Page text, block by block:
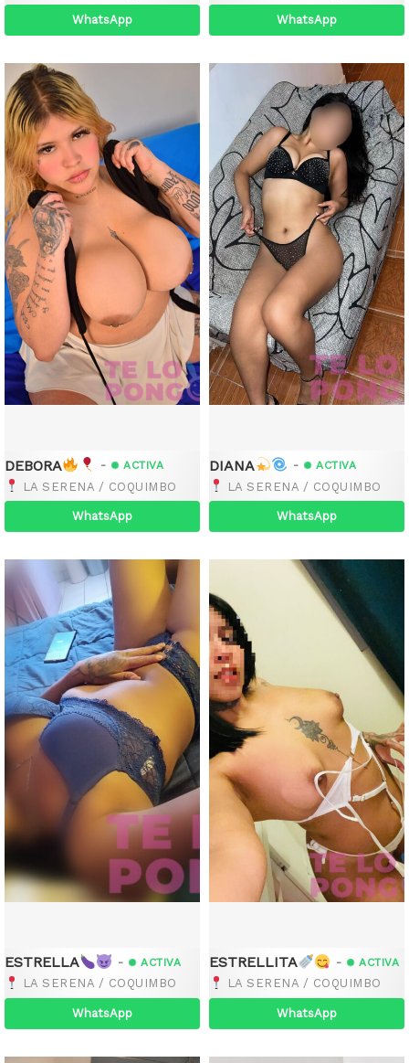
WhatsApp WhatsApp
DEBORA - ACTIVA
LA SERENA / COQUIMBO
WhatsApp
DIANA - ACTIVA
LA SERENA / COQUIMBO
WhatsApp
ESTRELLA - ACTIVA
LA SERENA / COQUIMBO
WhatsApp
ESTRELLITA - ACTIVA
LA SERENA / COQUIMBO
WhatsApp